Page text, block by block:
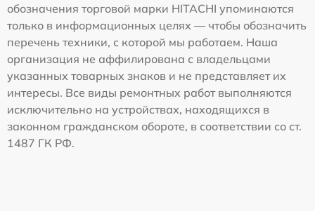
обозначения торговой марки HITACHI упоминаются
только в информационных целях — чтобы обозначить
перечень техники, с которой мы работаем. Наша
организация не аффилирована с владельцами
указанных товарных знаков и не представляет их
интересы. Все виды ремонтных работ выполняются
исключительно на устройствах, находящихся в
законном гражданском обороте, в соответствии со ст.
1487 ГК РФ.